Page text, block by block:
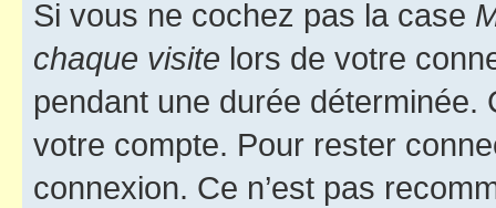
Si vous ne cochez pas la case
chaque visite lors de votre
pendant une durée déterminée.
votre compte. Pour rester
connexion. Ce n’est pas